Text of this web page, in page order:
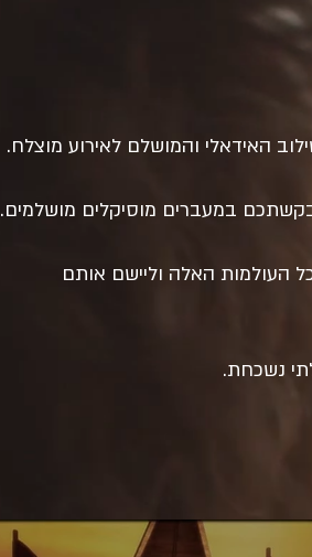
האידאלי והמושלם לאירוע מוצלח.
במעברים מוסיקלים מושלמים.
העולמות האלה וליישם אותם
נשכחת.